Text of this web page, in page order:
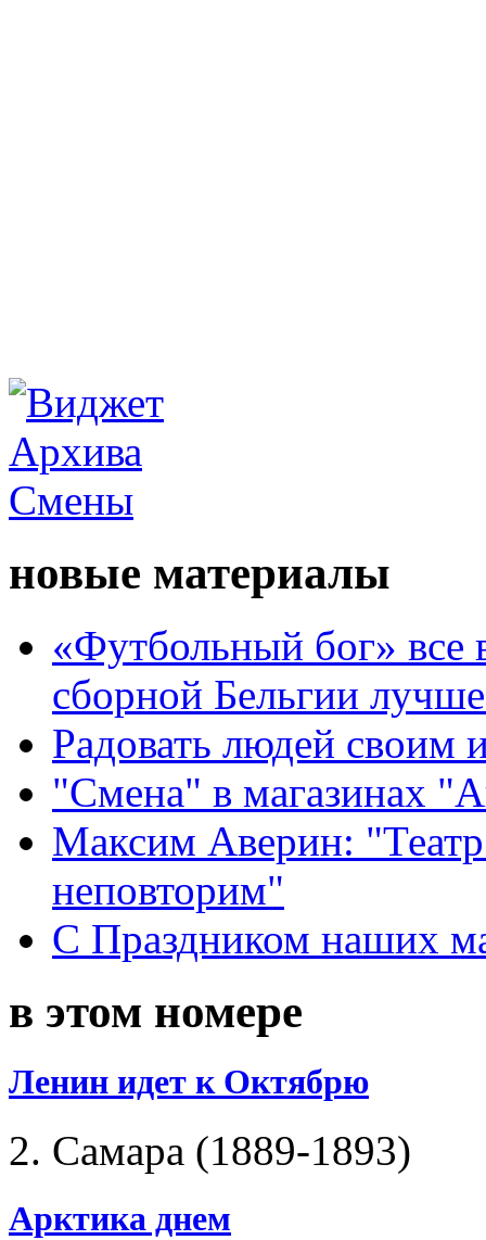
новые материалы
«Футбольный бог» все
сборной Бельгии
Радовать людей своим
"Смена" в магазинах
Максим Аверин:
неповторим"
С Праздником наших
в этом номере
Ленин идет к Октябрю
2. Самара (1889-1893)
Арктика днем